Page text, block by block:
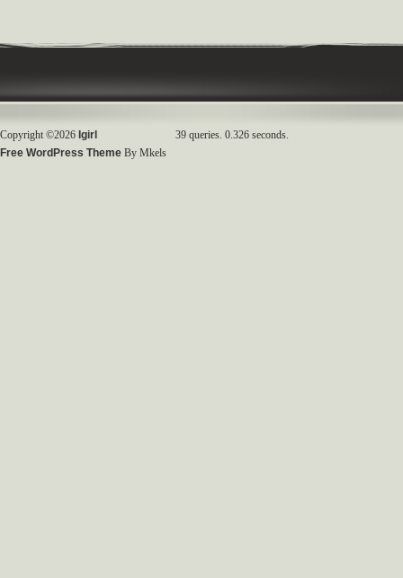
Copyright ©2026 Igirl
Free WordPress Theme By Mkels
39 queries. 0.326 seconds.